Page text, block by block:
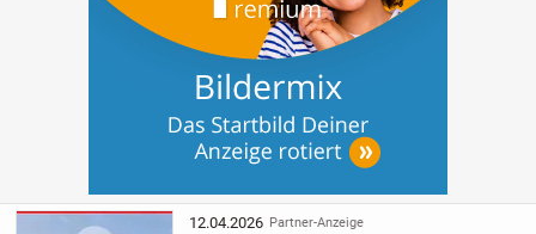
12.04.2026 Partner-Anzeige